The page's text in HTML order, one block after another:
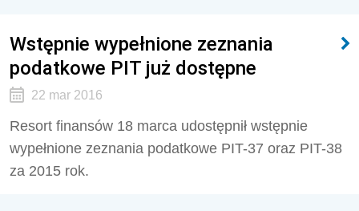
Wstępnie wypełnione zeznania
podatkowe PIT już dostępne
22 mar 2016
Resort finansów 18 marca udostępnił wstępnie
wypełnione zeznania podatkowe PIT-37 oraz PIT-38
za 2015 rok.